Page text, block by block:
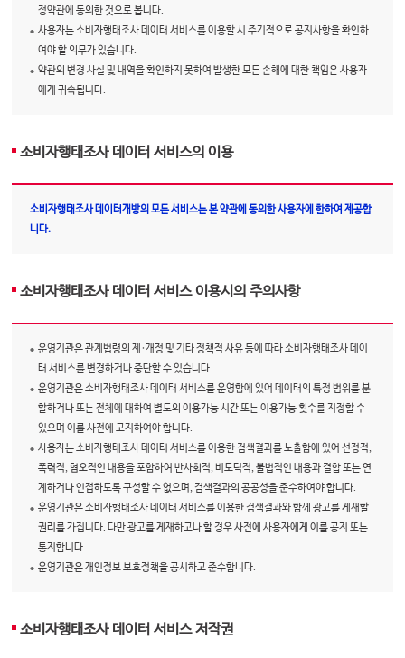
정약관에 동의한 것으로 봅니다.
사용자는 소비자행태조사 데이터 서비스를 이용할 시 주기적으로 공지사항을 확인하
여야 할 의무가 있습니다.
약관의 변경 사실 및 내역을 확인하지 못하여 발생한 모든 손해에 대한 책임은 사용자
에게 귀속됩니다.
소비자행태조사 데이터 서비스의 이용
소비자행태조사 데이터개방의 모든 서비스는 본 약관에 동의한 사용자에 한하여 제공합
니다.
소비자행태조사 데이터 서비스 이용시의 주의사항
운영기관은 관계법령의 제·개정 및 기타 정책적 사유 등에 따라 소비자행태조사 데이
터 서비스를 변경하거나 중단할 수 있습니다.
운영기관은 소비자행태조사 데이터 서비스를 운영함에 있어 데이터의 특정 범위를 분
할하거나 또는 전체에 대하여 별도의 이용가능 시간 또는 이용가능 횟수를 지정할 수
있으며 이를 사전에 고지하여야 합니다.
사용자는 소비자행태조사 데이터 서비스를 이용한 검색결과를 노출함에 있어 선정적,
폭력적, 혐오적인 내용을 포함하여 반사회적, 비도덕적, 불법적인 내용과 결합 또는 연
계하거나 인접하도록 구성할 수 없으며, 검색결과의 공공성을 준수하여야 합니다.
운영기관은 소비자행태조사 데이터 서비스를 이용한 검색결과와 함께 광고를 게재할
권리를 가집니다. 다만 광고를 게재하고나 할 경우 사전에 사용자에게 이를 공지 또는
통지합니다.
운영기관은 개인정보 보호정책을 공시하고 준수합니다.
소비자행태조사 데이터 서비스 저작권